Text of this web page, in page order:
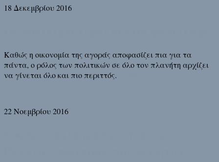
18 Δεκεμβρίου 2016
Καθώς η οικονομία της αγοράς αποφασίζει πια για τα
πάντα, ο ρόλος των πολιτικών σε όλο τον πλανήτη αρχίζει
να γίνεται όλο και πιο περιττός.
22 Νοεμβρίου 2016